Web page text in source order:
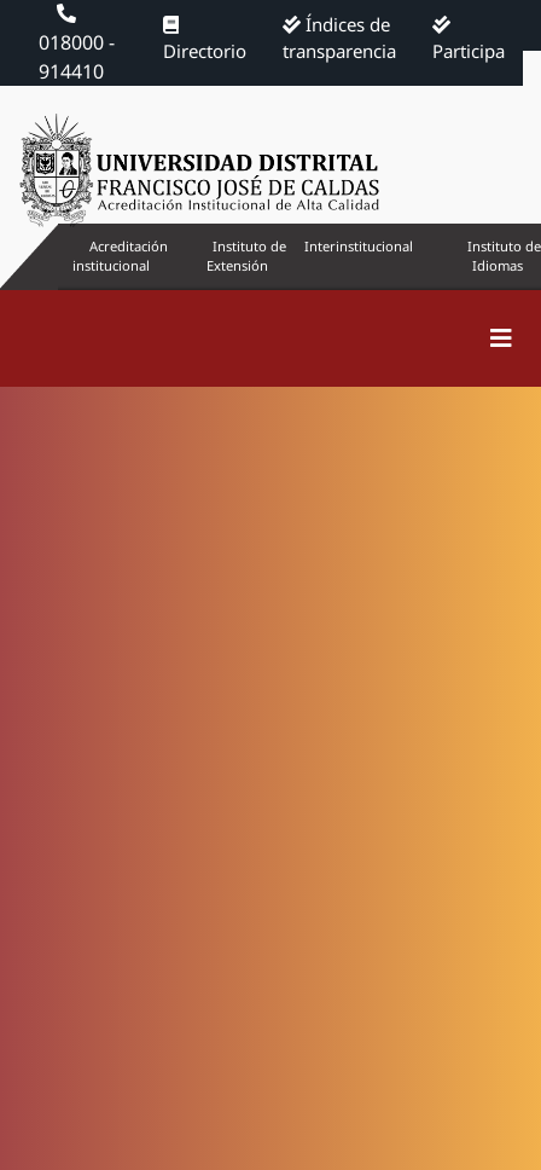
018000 -
914410
Directorio
Índices de
transparencia
Participa
Acreditación
institucional
Instituto de
Extensión
Interinstitucional
Instituto de
Idiomas